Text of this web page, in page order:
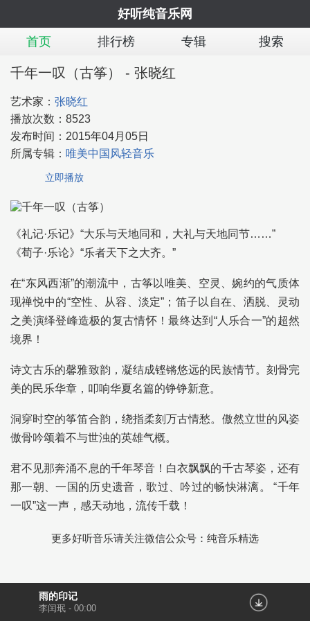
好听纯音乐网
首页
排行榜 专辑 搜索
千年一叹（古筝） - 张晓红
艺术家： 张晓红
播放次数： 8523
发布时间： 2015年04月05日
所属专辑： 唯美中国风轻音乐
立即播放
《礼记·乐记》“大乐与天地同和，大礼与天地同节……”
《荀子·乐论》“乐者天下之大齐。”
在“东风西渐”的潮流中，古筝以唯美、空灵、婉约的气质体
现禅悦中的“空性、从容、淡定”；笛子以自在、洒脱、灵动
之美演绎登峰造极的复古情怀！最终达到“人乐合一”的超然
境界！
诗文古乐的馨雅致韵，凝结成铿锵悠远的民族情节。刻骨完
美的民乐华章，叩响华夏名篇的铮铮新意。
洞穿时空的筝笛合韵，绕指柔刻万古情愁。傲然立世的风姿
傲骨吟颂着不与世浊的英雄气概。
君不见那奔涌不息的千年琴音！白衣飘飘的千古琴姿，还有
那一朝、一国的历史遗音，歌过、吟过的畅快淋漓。 “千年
一叹”这一声，感天动地，流传千载！
更多好听音乐请关注微信公众号：纯音乐精选
雨的印记
李闰珉 - 00:00